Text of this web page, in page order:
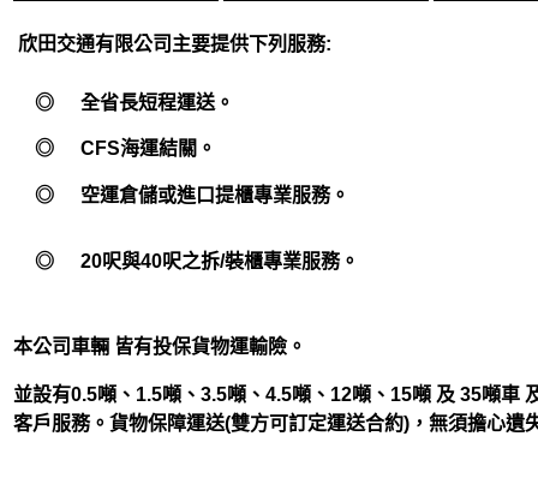
欣田交通有限公司主要提供下列服務:
◎ 全省長短程運送。
◎ CFS海運結關。
◎ 空運倉儲或進口提櫃專業服務。
◎ 20呎與40呎之拆/裝櫃專業服務。
本公司車輛 皆有投保貨物運輸險。
並設有0.5噸、1.5噸、3.5噸、4.5噸、12噸、15噸 及 35噸車
客戶服務。貨物保障運送(雙方可訂定運送合約)，無須擔心遺